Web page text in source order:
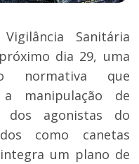
Sanitária
dia 29, uma
normativa que
manipulação de
dos agonistas do
como canetas
um plano de